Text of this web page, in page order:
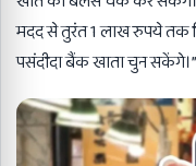
मदद से तुरंत 1 लाख रुपये तक
पसंदीदा बैंक खाता चुन सकेंगे।”